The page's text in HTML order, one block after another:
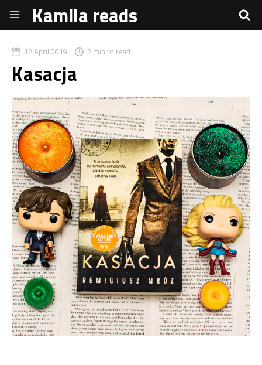
Kamila reads
12 April 2019 2 min to read
Kasacja